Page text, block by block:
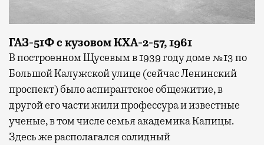
ГАЗ-51Ф с кузовом КХА-2-57, 1961
В построенном Щусевым в 1939 году доме №13 по
Большой Калужской улице (сейчас Ленинский
проспект) было аспирантское общежитие, в
другой его части жили профессура и известные
ученые, в том числе семья академика Капицы.
Здесь же располагался солидный